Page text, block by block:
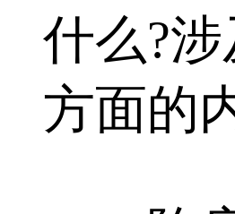
什么?
方面的